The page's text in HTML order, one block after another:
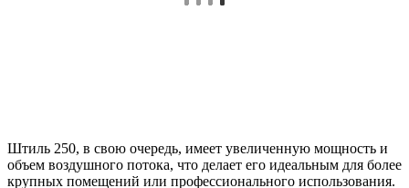
Штиль 250, в свою очередь, имеет увеличенную мощность и
объем воздушного потока, что делает его идеальным для более
крупных помещений или профессионального использования.